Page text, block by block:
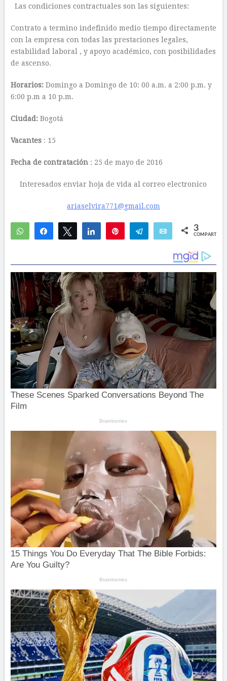
Las condiciones contractuales son las siguientes:
Contrato a termino indefinido medio tiempo directamente
con la empresa con todas las prestaciones legales,
estabilidad laboral , y apoyo académico, con posibilidades
de ascenso.
Horarios: Domingo a Domingo de 10: 00 a.m. a 2:00 p.m. y
6:00 p.m a 10 p.m.
Ciudad: Bogotá
Vacantes: 15
Fecha de contratación : 25 de mayo de 2016
Interesados enviar hoja de vida al correo electronico
ariaselvira771@gmail.com
WhatsAppCompartirTwittear Compartir Telegram Email 3
COMPARTIR